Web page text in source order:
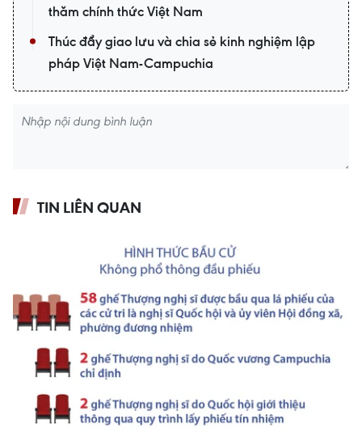
thăm chính thức Việt Nam
Thúc đẩy giao lưu và chia sẻ kinh nghiệm lập
pháp Việt Nam-Campuchia
TIN LIÊN QUAN